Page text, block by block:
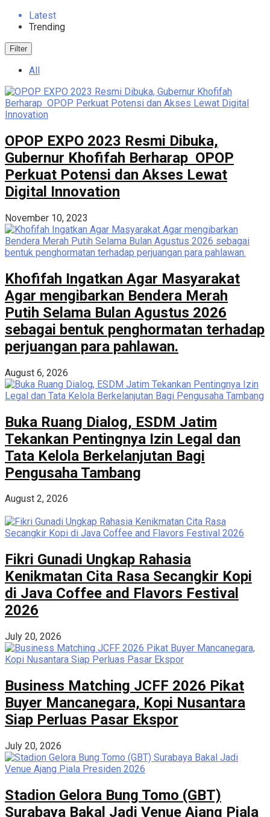
Latest
Trending
Filter
All
OPOP EXPO 2023 Resmi Dibuka,
Gubernur Khofifah Berharap OPOP
Perkuat Potensi dan Akses Lewat
Digital Innovation
November 10, 2023
Khofifah Ingatkan Agar Masyarakat
Agar mengibarkan Bendera Merah
Putih Selama Bulan Agustus 2026
sebagai bentuk penghormatan terhadap
perjuangan para pahlawan.
August 6, 2026
Buka Ruang Dialog, ESDM Jatim
Tekankan Pentingnya Izin Legal dan
Tata Kelola Berkelanjutan Bagi
Pengusaha Tambang
August 2, 2026
Fikri Gunadi Ungkap Rahasia
Kenikmatan Cita Rasa Secangkir Kopi
di Java Coffee and Flavors Festival
2026
July 20, 2026
Business Matching JCFF 2026 Pikat
Buyer Mancanegara, Kopi Nusantara
Siap Perluas Pasar Ekspor
July 20, 2026
Stadion Gelora Bung Tomo (GBT)
Surabaya Bakal Jadi Venue Ajang Piala